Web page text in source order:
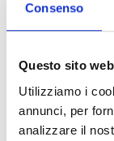
Consenso
Questo sito
Utilizziamo i
annunci, per
analizzare il
Fondazioni
altri Enti senza
nel territorio
realizzare
Ogni ente può
realizzazione di